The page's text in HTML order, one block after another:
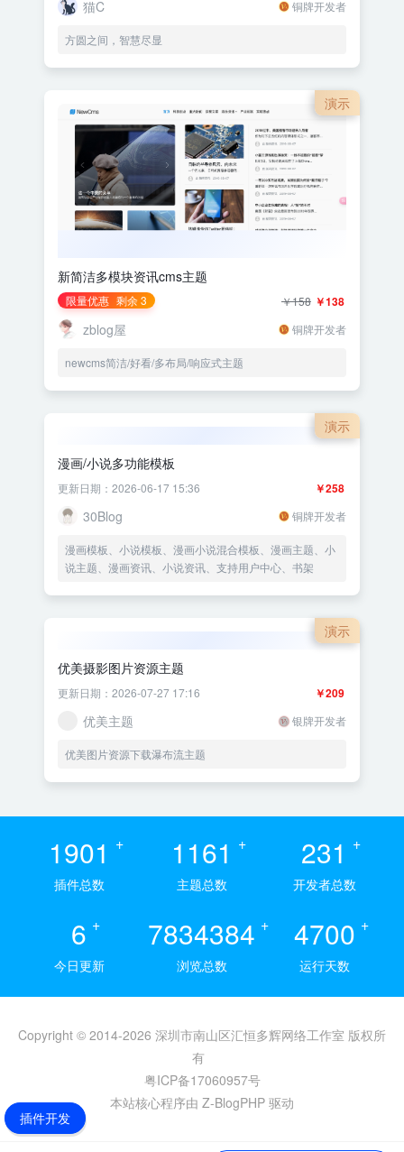
猫C 铜牌开发者
方圆之间，智慧尽显
演示
新简洁多模块资讯cms主题
限量优惠 剩余 3 ￥138
￥158
zblog屋 铜牌开发者
newcms简洁/好看/多布局/响应式主题
演示
漫画/小说多功能模板
￥258
更新日期：2026-06-17 15:36
30Blog 铜牌开发者
漫画模板、小说模板、漫画小说混合模板、漫画主题、小
说主题、漫画资讯、小说资讯、支持用户中心、书架
演示
优美摄影图片资源主题
￥209
更新日期：2026-07-27 17:16
优美主题 银牌开发者
优美图片资源下载瀑布流主题
1901 +
插件总数
1161 +
主题总数
231 +
开发者总数
6 +
今日更新
7834384 +
浏览总数
4700 +
运行天数
Copyright © 2014-2026 深圳市南山区汇恒多辉网络工作室 版权所
有
粤ICP备17060957号
本站核心程序由 Z-BlogPHP 驱动
插件开发